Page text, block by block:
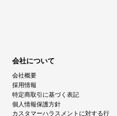
会社について
会社概要
採用情報
特定商取引に基づく表記
個人情報保護方針
カスタマーハラスメントに対する行